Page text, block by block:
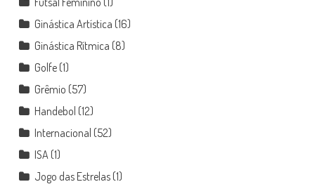
Ginástica Artística (16)
Ginástica Rítmica (8)
Golfe(1)
Grêmio (57)
Handebol (12)
Internacional (52)
ISA(1)
Jogo das Estrelas(1)